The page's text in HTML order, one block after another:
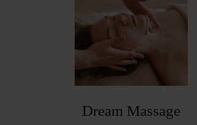
Dream Massage